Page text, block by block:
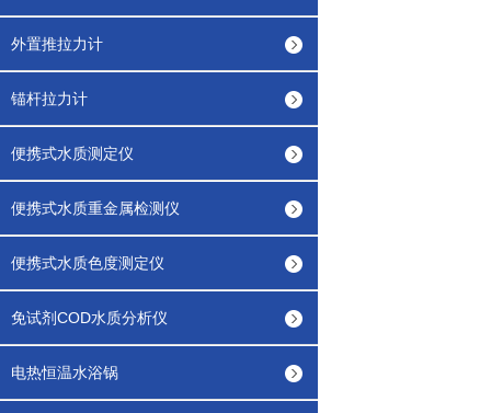
外置推拉力计
锚杆拉力计
便携式水质测定仪
便携式水质重金属检测仪
便携式水质色度测定仪
免试剂COD水质分析仪
电热恒温水浴锅